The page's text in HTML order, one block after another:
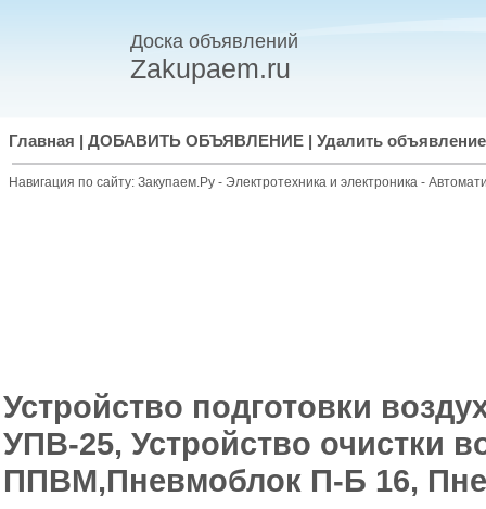
Доска объявлений
Zakupaem.ru
Главная ДОБАВИТЬ ОБЪЯВЛЕНИЕ Удалить объявление
Навигация по сайту: Закупаем.Ру - Электротехника и электроника -
Устройство подготовки
УПВ-25, Устройство очистки
ППВМ,Пневмоблок П-Б 16,